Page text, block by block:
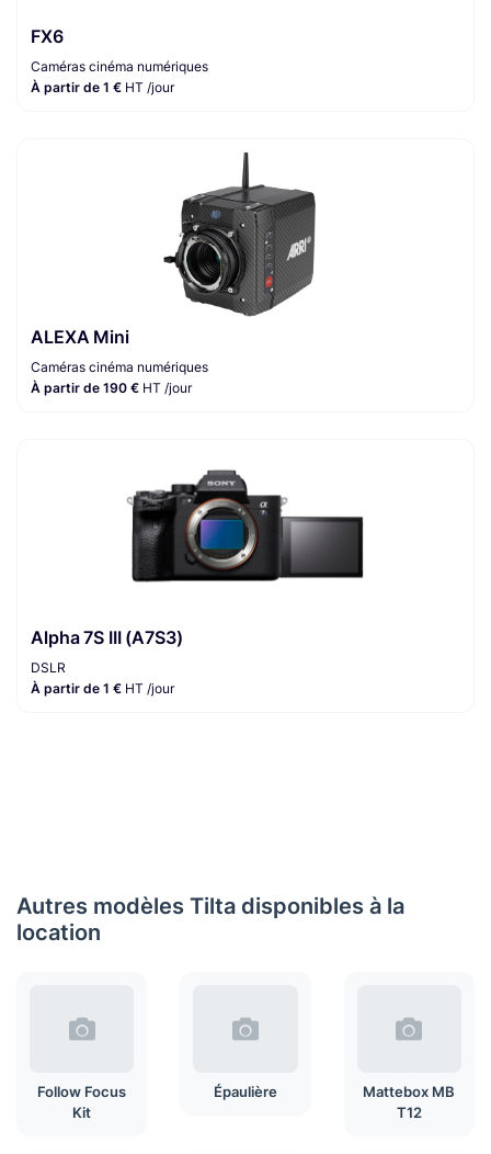
FX6
Caméras cinéma numériques
À partir de 1 € HT /jour
ALEXA Mini
Caméras cinéma numériques
À partir de 190 € HT /jour
Alpha 7S III (A7S3)
DSLR
À partir de 1 € HT /jour
Autres modèles Tilta disponibles à la
location
Follow Focus
Kit
Épaulière
Mattebox MB
T12